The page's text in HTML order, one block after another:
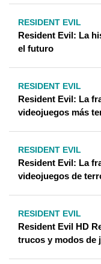
RESIDENT EVIL
Resident Evil: La
el futuro
RESIDENT EVIL
Resident Evil: La
videojuegos más
RESIDENT EVIL
Resident Evil: La
videojuegos de
RESIDENT EVIL
Resident Evil HD
trucos y modos de